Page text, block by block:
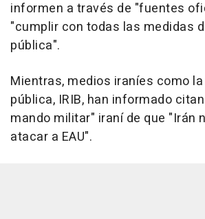
informen a través de "fuentes
"cumplir con todas las medidas
pública".
Mientras, medios iraníes como
pública, IRIB, han informado
mando militar" iraní de que "Irán
atacar a EAU".